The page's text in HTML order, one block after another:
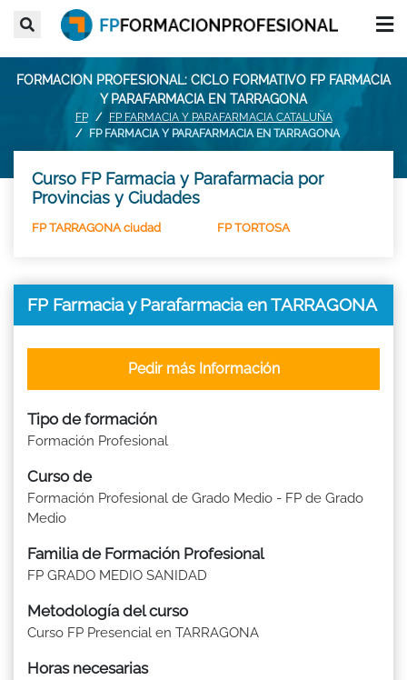
FORMACION PROFESIONAL: CICLO FORMATIVO FP FARMACIA
Y PARAFARMACIA EN TARRAGONA
FP
FP FARMACIA Y PARAFARMACIA CATALUÑA
FP FARMACIA Y PARAFARMACIA EN TARRAGONA
Curso FP Farmacia y Parafarmacia por
Provincias y Ciudades
FP TARRAGONA ciudad FP TORTOSA
FP Farmacia y Parafarmacia en TARRAGONA
Tipo de formación
Formación Profesional
Curso de
Formación Profesional de Grado Medio - FP de Grado
Medio
Familia de Formación Profesional
FP GRADO MEDIO SANIDAD
Metodología del curso
Curso FP Presencial en TARRAGONA
Horas necesarias
Pedir más Información